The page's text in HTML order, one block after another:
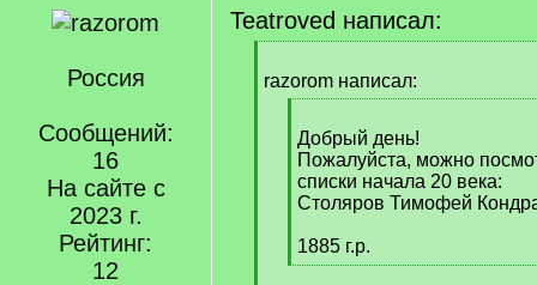
Россия
Сообщений:
16
На сайте с
2023 г.
Рейтинг:
12
Teatroved написал:
q
razorom написал:
q
]
Добрый день!
Пожалуйста, можно
списки начала 20 века:
Столяров Тимофей
1885 г.р.
[